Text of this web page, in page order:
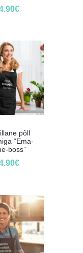
€
põll
“Ema-
boss”
€